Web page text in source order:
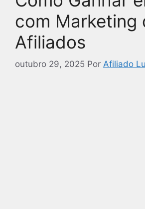
com Marketing
Afiliados
outubro 29, 2025 Por Afiliado